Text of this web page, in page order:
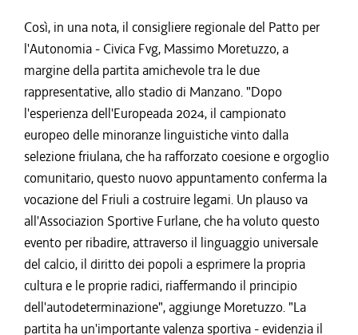
Così, in una nota, il consigliere regionale del Patto per
l'Autonomia - Civica Fvg, Massimo Moretuzzo, a
margine della partita amichevole tra le due
rappresentative, allo stadio di Manzano. "Dopo
l'esperienza dell'Europeada 2024, il campionato
europeo delle minoranze linguistiche vinto dalla
selezione friulana, che ha rafforzato coesione e orgoglio
comunitario, questo nuovo appuntamento conferma la
vocazione del Friuli a costruire legami. Un plauso va
all'Associazion Sportive Furlane, che ha voluto questo
evento per ribadire, attraverso il linguaggio universale
del calcio, il diritto dei popoli a esprimere la propria
cultura e le proprie radici, riaffermando il principio
dell'autodeterminazione", aggiunge Moretuzzo. "La
partita ha un'importante valenza sportiva - evidenzia il